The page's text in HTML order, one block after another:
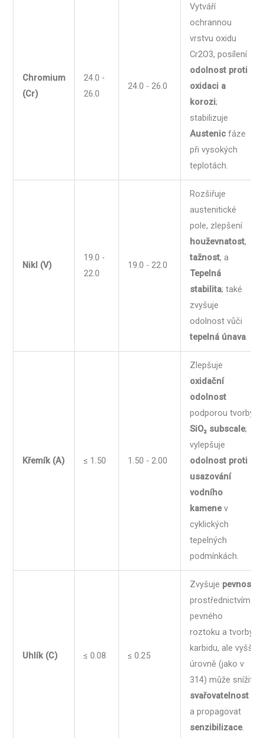
Chromium
(Cr)
24.0 -
26.0
24.0 - 26.0
Vytváří
ochrannou
vrstvu oxidu
Cr2O3, posílení
odolnost proti
oxidaci a
korozi;
stabilizuje
Austenic fáze
při vysokých
teplotách.
Nikl (V)
19.0 -
22.0
19.0 - 22.0
Rozšiřuje
austenitické
pole, zlepšení
houževnatost,
tažnost, a
Tepelná
stabilita; také
zvyšuje
odolnost vůči
tepelná únava
Křemík (A) ≤ 1.50 1.50 - 2.00
Zlepšuje
oxidační
odolnost
podporou tvorby
SiO₂ subscale;
vylepšuje
odolnost proti
usazování
vodního
kamenev
cyklických
tepelných
podmínkách.
Uhlík (C) ≤ 0.08 ≤ 0.25
Zvyšuje pevnost
prostřednictvím
pevného
roztoku a tvorby
karbidu, ale vyšší
úrovně (jako v
314) může snížit
svařovatelnost
a propagovat
senzibilizace.